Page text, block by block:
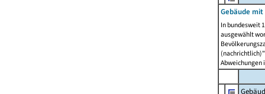
Gebäude
In bundesweit
ausgewählt
Abweichungen